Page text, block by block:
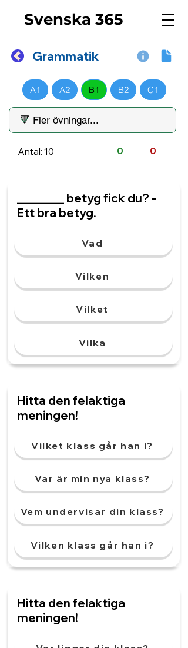
Svenska 365
Grammatik
A1 A2 B1 B2 C1
Antal: 10 0 0
________ betyg fick du? -
Ett bra betyg.
Vad
Vilken
Vilket
Vilka
Hitta den felaktiga
meningen!
Vilket klass går han i?
Var är min nya klass?
Vem undervisar din klass?
Vilken klass går han i?
Hitta den felaktiga
meningen!